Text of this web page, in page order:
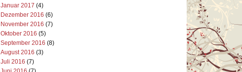
Januar 2017 (4)
Dezember 2016 (6)
November 2016 (7)
Oktober 2016 (5)
September 2016 (8)
August 2016 (3)
Juli 2016 (7)